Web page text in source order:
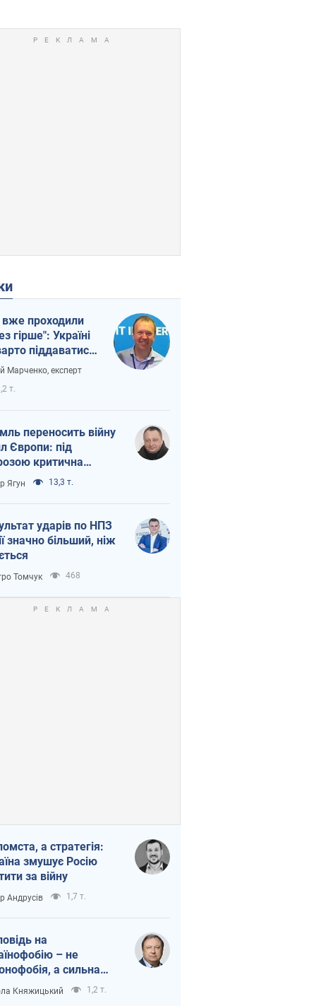
проходили
гірше": Україні
піддаватися
через
Марченко, експерт
т.
переносить війну
Європи: під
критична
Ягун 13,3 т.
ударів по НПЗ
значно більший, ніж
Томчук 468
а стратегія:
змушує Росію
за війну
Андрусів 1,7 т.
на
– не
а сильна
держава
Княжицький 1,2 т.